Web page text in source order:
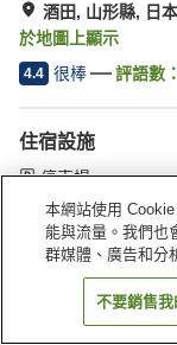
酒田, 山形縣, 日本
於地圖上顯示
4.4 很棒 評語數：
住宿設施
停車場
餐廳
首頁 日本 山形
本網站使用
能與流量。我們也
群媒體、廣告和分
不要銷售